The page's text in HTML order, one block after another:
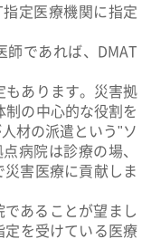
指定医療機関に指定
師であれば、DMAT
もあります。災害拠
制の中心的な役割を
材の派遣という"ソ
病院は診療の場、
害医療に貢献しま
あることが望まし
定を受けている医療